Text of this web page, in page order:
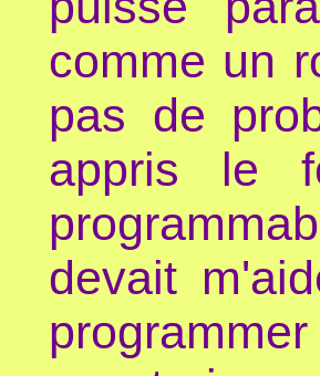
comme un
pas de
appris le
devait